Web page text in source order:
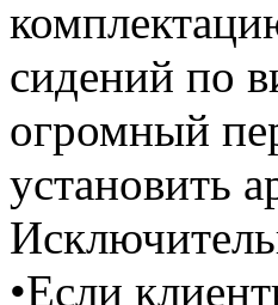
сидений по
огромный
установить
•Если